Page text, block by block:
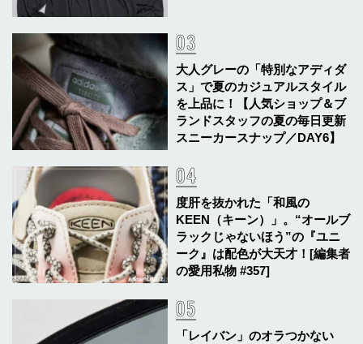
大人グレーの「特別なアディダ
ス」で夏のカジュアルスタイル
を上品に！【人気ショップ＆ブ
ランドスタッフの夏の毎日更新
スニーカースナップ／DAY6】
度肝を抜かれた「和風の
KEEN（キーン）」。“オールブ
ラックじゃないほう”の『ユニ
ーク』は配色が大天才！[編集者
の愛用私物 #357]
「レイバン」のオラつかない